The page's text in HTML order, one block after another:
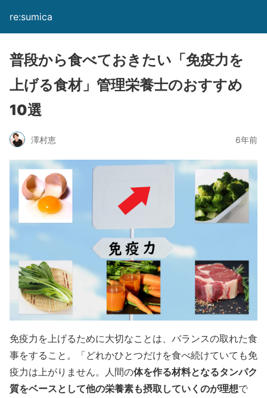
re:sumica
普段から食べておきたい「免疫力を
上げる食材」管理栄養士のおすすめ
10選
澤村恵 6年前
免疫力を上げるために大切なことは、バランスの取れた食
事をすること。「どれかひとつだけを食べ続けていても免
疫力は上がりません。人間の体を作る材料となるタンパク
質をベースとして他の栄養素も摂取していくのが理想で